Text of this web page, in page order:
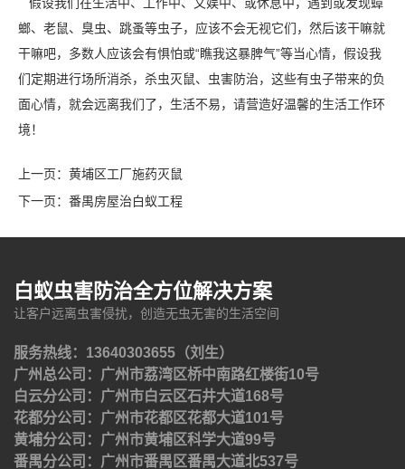
螂、老鼠、臭虫、跳蚤等虫子，应该不会无视它们，然后该干嘛就
干嘛吧，多数人应该会有惧怕或“瞧我这暴脾气”等当心情，假设我
们定期进行场所消杀，杀虫灭鼠、虫害防治，这些有虫子带来的负
面心情，就会远离我们了，生活不易，请营造好温馨的生活工作环
境！
上一页： 黄埔区工厂施药灭鼠
下一页： 番禺房屋治白蚁工程
白蚁虫害防治全方位解决方案
让客户远离虫害侵扰，创造无虫无害的生活空间
服务热线：13640303655（刘生）
广州总公司：广州市荔湾区桥中南路红楼街10号
白云分公司：广州市白云区石井大道168号
花都分公司：广州市花都区花都大道101号
黄埔分公司：广州市黄埔区科学大道99号
番禺分公司：广州市番禺区番禺大道北537号